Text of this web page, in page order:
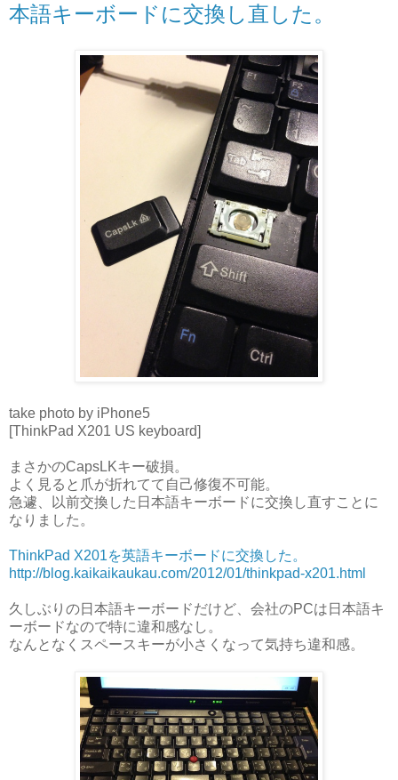
本語キーボードに交換し直した。
take photo by iPhone5
[ThinkPad X201 US keyboard]
まさかのCapsLKキー破損。
よく見ると爪が折れてて自己修復不可能。
急遽、以前交換した日本語キーボードに交換し直すことに
なりました。
ThinkPad X201を英語キーボードに交換した。
http://blog.kaikaikaukau.com/2012/01/thinkpad-x201.html
久しぶりの日本語キーボードだけど、会社のPCは日本語キ
ーボードなので特に違和感なし。
なんとなくスペースキーが小さくなって気持ち違和感。